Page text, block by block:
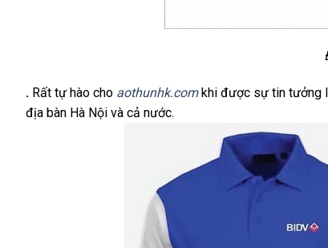
. Rất tự hào cho aothunhk.comkhi được sự tin tưởng
địa bàn Hà Nội và cả nước.